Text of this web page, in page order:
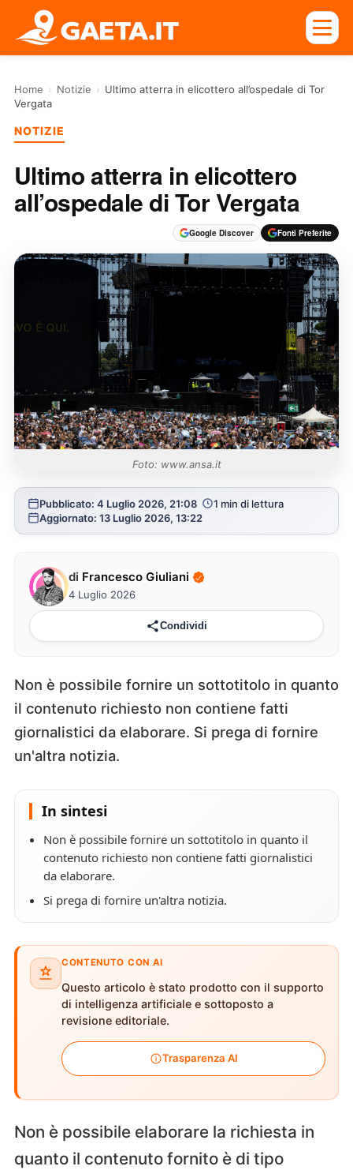
Home › Notizie › Ultimo atterra in elicottero all’ospedale di Tor
Vergata
NOTIZIE
Ultimo atterra in elicottero
all’ospedale di Tor Vergata
Google Discover Fonti Preferite
Foto: www.ansa.it
Pubblicato: 4 Luglio 2026, 21:08
1 min di lettura
Aggiornato: 13 Luglio 2026, 13:22
di Francesco Giuliani
4 Luglio 2026
Condividi
Non è possibile fornire un sottotitolo in quanto
il contenuto richiesto non contiene fatti
giornalistici da elaborare. Si prega di fornire
un'altra notizia.
In sintesi
Non è possibile fornire un sottotitolo in quanto il
contenuto richiesto non contiene fatti giornalistici
da elaborare.
Si prega di fornire un'altra notizia.
CONTENUTO CON AI
Questo articolo è stato prodotto con il supporto
di intelligenza artificiale e sottoposto a
revisione editoriale.
Trasparenza AI
Non è possibile elaborare la richiesta in
quanto il contenuto fornito è di tipo